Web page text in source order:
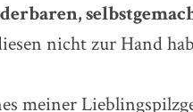
nicht zur Hand
meiner